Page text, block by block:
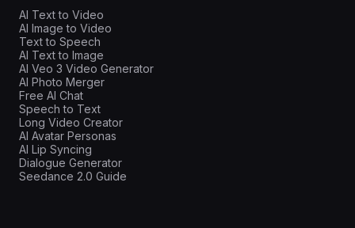
AI Text to Video
AI Image to Video
Text to Speech
AI Text to Image
AI Veo 3 Video Generator
AI Photo Merger
Free AI Chat
Speech to Text
Long Video Creator
AI Avatar Personas
AI Lip Syncing
Dialogue Generator
Seedance 2.0 Guide